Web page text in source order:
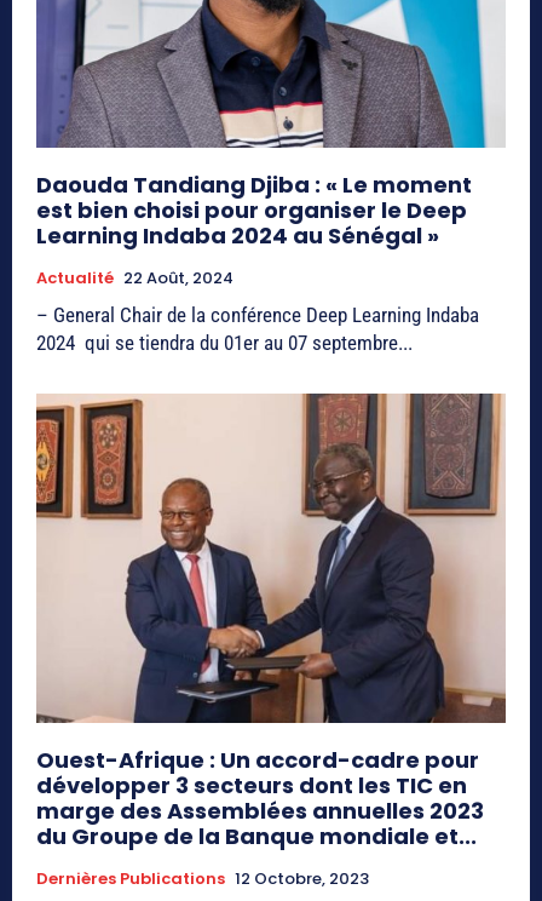
Daouda Tandiang Djiba : « Le moment
est bien choisi pour organiser le Deep
Learning Indaba 2024 au Sénégal »
Actualité 22 Août, 2024
– General Chair de la conférence Deep Learning Indaba
2024 qui se tiendra du 01er au 07 septembre...
Ouest-Afrique : Un accord-cadre pour
développer 3 secteurs dont les TIC en
marge des Assemblées annuelles 2023
du Groupe de la Banque mondiale et...
Dernières Publications 12 Octobre, 2023